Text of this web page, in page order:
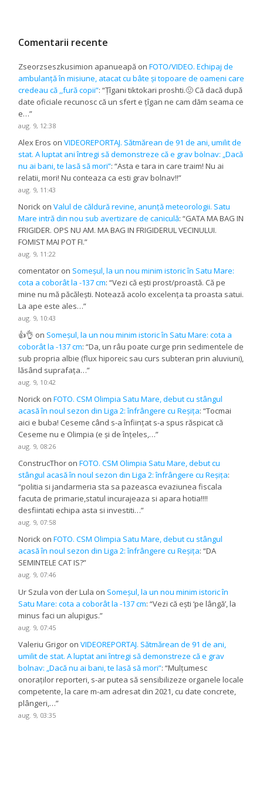
Comentarii recente
Zseorzseszkusimion apanueapă onFOTO/VIDEO. Echipaj de
ambulanță în misiune, atacat cu bâte și topoare de oameni care
credeau că ,,fură copii”: “Țîgani tiktokari proshti.🤢 Că dacă după
date oficiale recunosc că un sfert e țîgan ne cam dăm seama ce
e…”
aug. 9, 12:38
Alex Eros onVIDEOREPORTAJ. Sătmărean de 91 de ani, umilit de
stat. A luptat ani întregi să demonstreze că e grav bolnav: „Dacă
nu ai bani, te lasă să mori”: “Asta e tara in care traim! Nu ai
relatii, mori! Nu conteaza ca esti grav bolnav!!”
aug. 9, 11:43
Norick onValul de căldură revine, anunță meteorologii. Satu
Mare intră din nou sub avertizare de caniculă: “GATA MA BAG IN
FRIGIDER. OPS NU AM. MA BAG IN FRIGIDERUL VECINULUI.
FOMIST MAI POT FI.”
aug. 9, 11:22
comentator on Someșul, la un nou minim istoric în Satu Mare:
cota a coborât la -137 cm: “Vezi că ești prost/proastă. Că pe
mine nu mă păcălești. Notează acolo excelența ta proasta satui.
La ape este ales…”
aug. 9, 10:43
👍👌 on Someșul, la un nou minim istoric în Satu Mare: cota a
coborât la -137 cm: “Da, un râu poate curge prin sedimentele de
sub propria albie (flux hiporeic sau curs subteran prin aluviuni),
lăsând suprafața…”
aug. 9, 10:42
Norick onFOTO. CSM Olimpia Satu Mare, debut cu stângul
acasă în noul sezon din Liga 2: înfrângere cu Reșița: “Tocmai
aici e buba! Ceseme când s-a înființat s-a spus răspicat că
Ceseme nu e Olimpia (e și de înțeles,…”
aug. 9, 08:26
ConstrucThor onFOTO. CSM Olimpia Satu Mare, debut cu
stângul acasă în noul sezon din Liga 2: înfrângere cu Reșița:
“politia si jandarmeria sta sa pazeasca evaziunea fiscala
facuta de primarie,statul incurajeaza si apara hotia!!!!
desfiintati echipa asta si investiti…”
aug. 9, 07:58
Norick onFOTO. CSM Olimpia Satu Mare, debut cu stângul
acasă în noul sezon din Liga 2: înfrângere cu Reșița: “DA
SEMINTELE CAT IS?”
aug. 9, 07:46
Ur Szula von der Lula on Someșul, la un nou minim istoric în
Satu Mare: cota a coborât la -137 cm: “Vezi că ești ‘pe lângă’, la
minus faci un alupigus.”
aug. 9, 07:45
Valeriu Grigor onVIDEOREPORTAJ. Sătmărean de 91 de ani,
umilit de stat. A luptat ani întregi să demonstreze că e grav
bolnav: „Dacă nu ai bani, te lasă să mori”: “Mulțumesc
onoraților reporteri, s-ar putea să sensibilizeze organele locale
competente, la care m-am adresat din 2021, cu date concrete,
plângeri,…”
aug. 9, 03:35